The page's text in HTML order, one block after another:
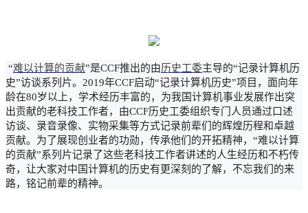
“难以计算的贡献”是CCF推出的由历史工委主导的“记录计算机历
史”访谈系列片。2019年CCF启动“记录计算机历史”项目，面向年
龄在80岁以上，学术经历丰富的，为我国计算机事业发展作出突
出贡献的老科技工作者，由CCF历史工委组织专门人员通过口述
访谈、录音录像、实物采集等方式记录前辈们的辉煌历程和卓越
贡献。为了展现创业者的功勋，传承他们的开拓精神，“难以计算
的贡献”系列片记录了这些老科技工作者讲述的人生经历和不朽传
奇，让大家对中国计算机的历史有更深刻的了解，不忘我们的来
路，铭记前辈的精神。